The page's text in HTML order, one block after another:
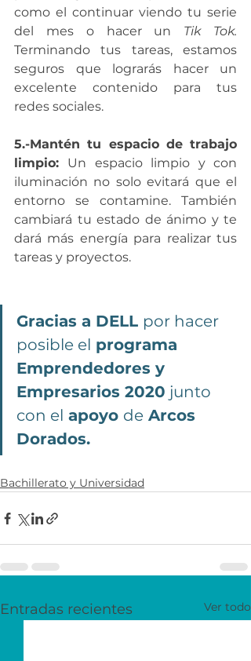
como el continuar viendo tu serie
del mes o hacer un
Terminando tus tareas, estamos
seguros que lograrás hacer un
excelente contenido para tus
redes sociales.
5.-Mantén tu espacio de trabajo
limpio: Un espacio limpio y con
iluminación no solo evitará que el
entorno se contamine. También
cambiará tu estado de ánimo y te
dará más energía para realizar tus
tareas y proyectos.
Gracias a DELL por hacer
posible el programa
Emprendedores y
Empresarios 2020 junto
con el apoyo de Arcos
Dorados.
Bachillerato y Universidad
Entradas recientes Ver todo